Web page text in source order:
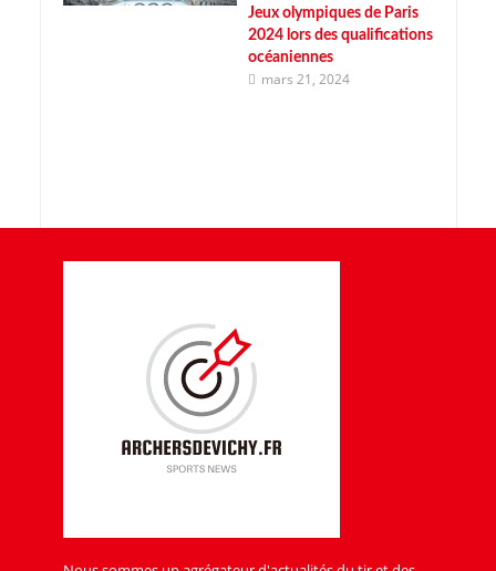
Jeux olympiques de Paris
2024 lors des qualifications
océaniennes
mars 21, 2024